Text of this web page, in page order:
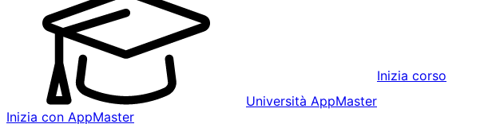
Università AppMaster
Inizia con AppMaster
Inizia corso